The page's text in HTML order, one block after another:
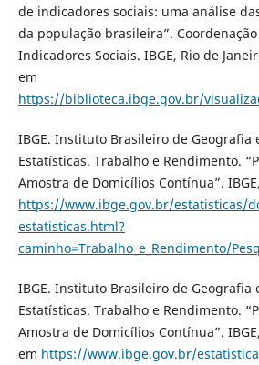
de indicadores sociais: uma análise
da população brasileira”.
Indicadores Sociais. IBGE, Rio de
em
https://biblioteca.ibge.gov.br/
IBGE. Instituto Brasileiro de Geografia
Estatísticas. Trabalho e Rendimento.
Amostra de Domicílios Contínua”.
https://www.ibge.gov.br/estatisticas/
estatisticas.html?
caminho=Trabalho_e_Rendimento/
IBGE. Instituto Brasileiro de Geografia
Estatísticas. Trabalho e Rendimento.
Amostra de Domicílios Contínua”.
em https://www.ibge.gov.br/